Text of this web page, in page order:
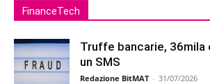
FinanceTech
Truffe bancarie, 36mila
un SMS
Redazione BitMAT - 31/07/2026